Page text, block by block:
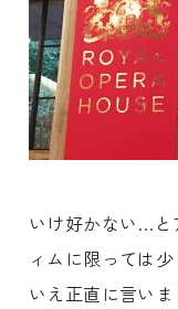
いけ好かない…と
ィムに限っては少
いえ正直に言い